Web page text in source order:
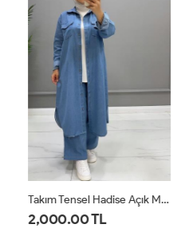
Takım Tensel Hadise Açık Mavi
2,000.00 TL